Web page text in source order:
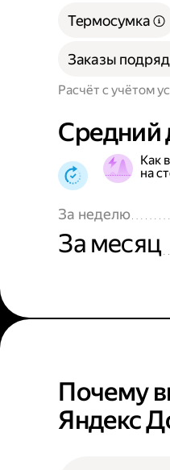
Расчёт с учётом
Термосумка
Заказы подряд
Средний
Как
на
За неделю
За месяц
Почему
Яндекс